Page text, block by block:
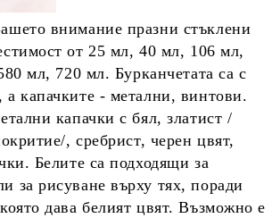
внимание празни стъклени
от 25 мл, 40 мл, 106 мл,
мл, 720 мл. Бурканчетата са с
капачките - метални, винтови.
капачки с бял, златист /
, сребрист, черен цвят,
Белите са подходящи за
за рисуване върху тях, поради
дава белият цвят. Възможно е